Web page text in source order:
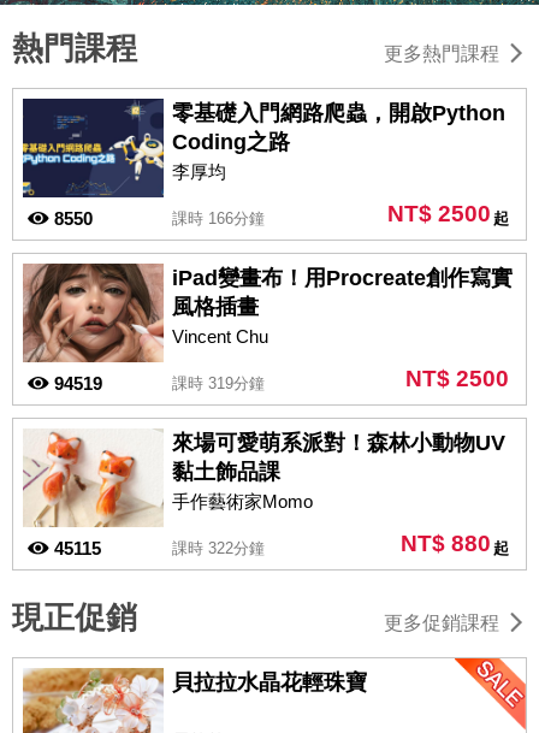
熱門課程 更多熱門課程
李厚均
零基礎入門網路爬蟲，開啟Python
Coding之路
課時 166分鐘
8550 NT$ 2500 起
Vincent Chu
iPad變畫布！用Procreate創作寫實
風格插畫
課時 319分鐘
94519 NT$ 2500
手作藝術家Momo
來場可愛萌系派對！森林小動物UV
黏土飾品課
課時 322分鐘
45115 NT$ 880 起
現正促銷 更多促銷課程
貝拉拉水晶花輕珠寶